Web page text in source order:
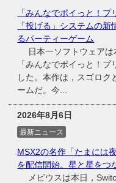
「みんなでポイっと！
「投げる」システムの
るパーティーゲーム
日本一ソフトウェアは
「みんなでポイっと！
した。本作は，スゴロク
ームだ。今...
2026年8月6日
最新ニュース
MSX2の名作「たまには
を配信開始。星と星をつ
メビウスは本日，